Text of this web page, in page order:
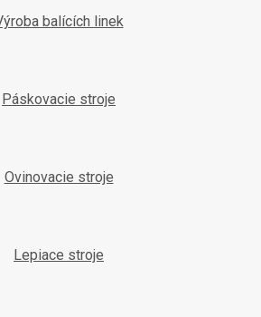
balících linek
Páskovacie stroje
Ovinovacie stroje
Lepiace stroje